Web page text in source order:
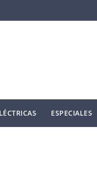
ESPECIALES